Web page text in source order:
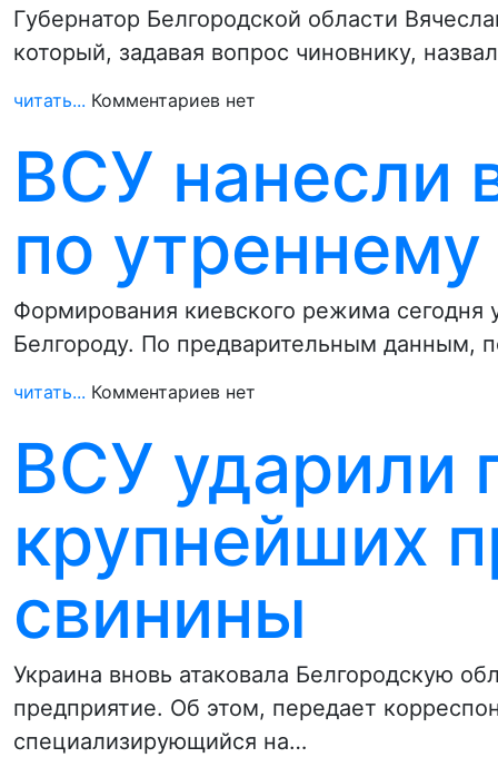
Губернатор Белгородской области
который, задавая вопрос чиновнику,
читать... Комментариев нет
ВСУ нанесли
по
Формирования киевского режима сегодня
Белгороду. По предварительным
читать... Комментариев нет
ВСУ ударили
крупнейших
свинины
Украина вновь атаковала Белгородскую
предприятие. Об этом, передает
специализирующийся на…